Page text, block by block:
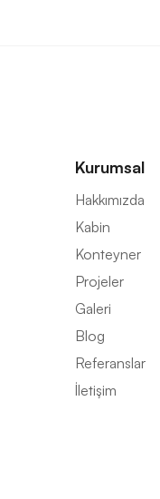
Kurumsal
Hakkımızda
Kabin
Konteyner
Projeler
Galeri
Blog
Referanslar
İletişim